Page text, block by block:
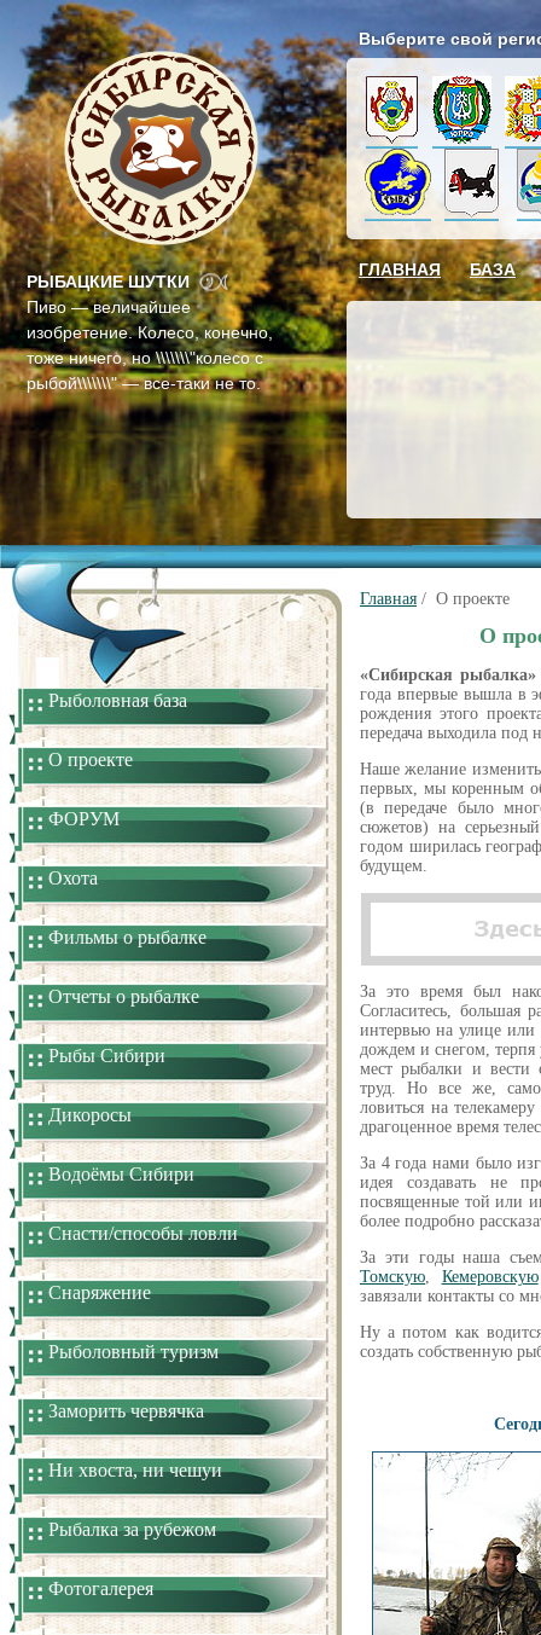
РЫБАЦКИЕ ШУТКИ
Пиво — величайшее
изобретение. Колесо, конечно,
тоже ничего, но \\\\\\\"колесо с
рыбой\\\\\\\" — все-таки не то.
Выберите свой
ГЛАВНАЯ БАЗА
Рыболовная база
О проекте
ФОРУМ
Охота
Фильмы о рыбалке
Отчеты о рыбалке
Рыбы Сибири
Дикоросы
Водоёмы Сибири
Снасти/способы ловли
Снаряжение
Рыболовный туризм
Заморить червячка
Ни хвоста, ни чешуи
Рыбалка за рубежом
Фотогалерея
Главная / О проекте
О
«Сибирская рыбалка»
года впервые вышла в
рождения этого
передача выходила под
Наше желание изменить
первых, мы коренным
(в передаче было
сюжетов) на
годом ширилась
будущем.
За это время был
Согласитесь, большая
интервью на улице
дождем и снегом,
мест рыбалки и
труд. Но все же,
ловиться на
драгоценное время
За 4 года нами было
идея создавать не
посвященные той или
более подробно
За эти годы наша
Томскую, Кемеровскую
завязали контакты со
Ну а потом как
создать собственную